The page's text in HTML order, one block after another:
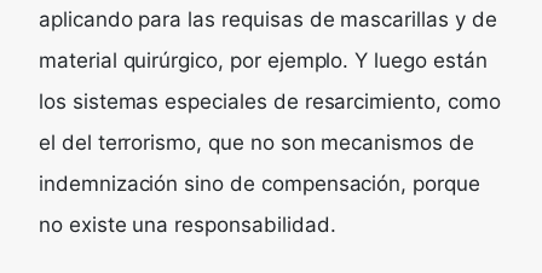
aplicando para las requisas de mascarillas y de
material quirúrgico, por ejemplo. Y luego están
los sistemas especiales de resarcimiento, como
el del terrorismo, que no son mecanismos de
indemnización sino de compensación, porque
no existe una responsabilidad.